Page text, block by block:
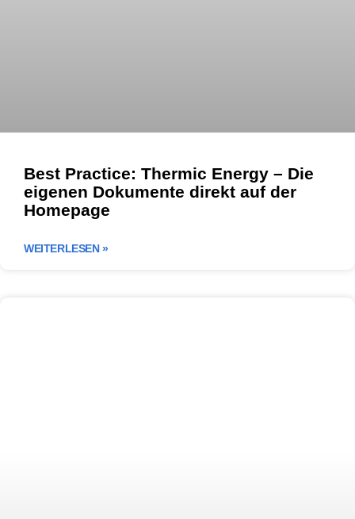
Best Practice: Thermic Energy – Die
eigenen Dokumente direkt auf der
Homepage
WEITERLESEN »